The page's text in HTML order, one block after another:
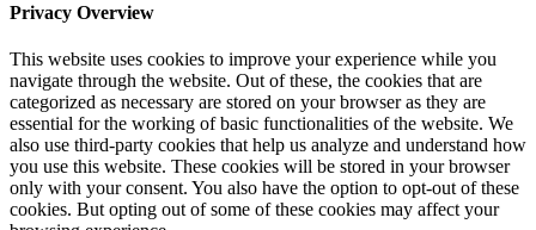
Privacy Overview
This website uses cookies to improve your experience while you
navigate through the website. Out of these, the cookies that are
categorized as necessary are stored on your browser as they are
essential for the working of basic functionalities of the website. We
also use third-party cookies that help us analyze and understand how
you use this website. These cookies will be stored in your browser
only with your consent. You also have the option to opt-out of these
cookies. But opting out of some of these cookies may affect your